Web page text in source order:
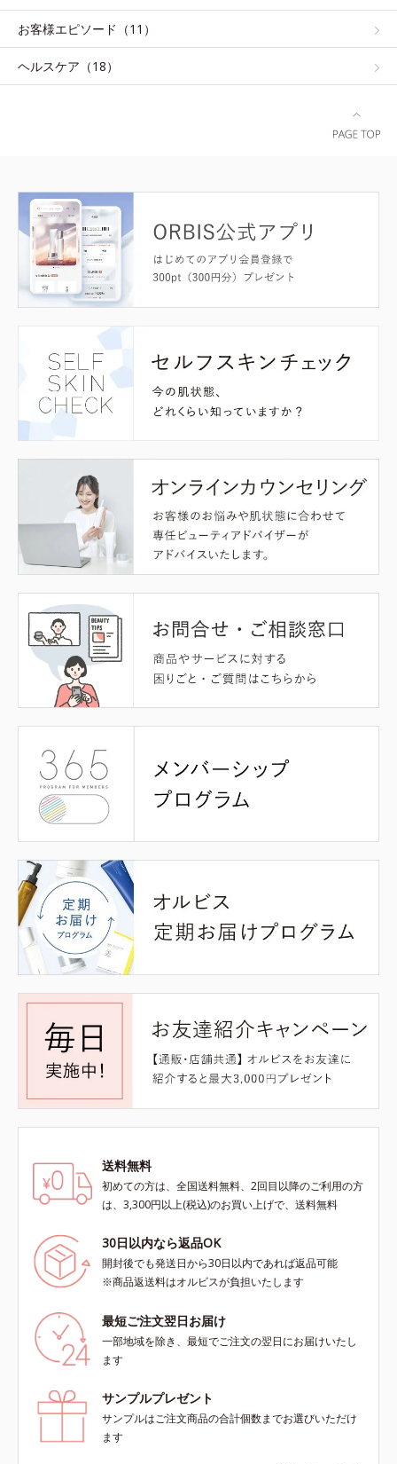
お客様エピソード（11）
ヘルスケア（18）
送料無料
初めての方は、全国送料無料、2回目以降のご利用の方
は、3,300円以上(税込)のお買い上げで、送料無料
30日以内なら返品OK
開封後でも発送日から30日以内であれば返品可能
※商品返送料はオルビスが負担いたします
最短ご注文翌日お届け
一部地域を除き、最短でご注文の翌日にお届けいたし
ます
サンプルプレゼント
サンプルはご注文商品の合計個数までお選びいただけ
ます